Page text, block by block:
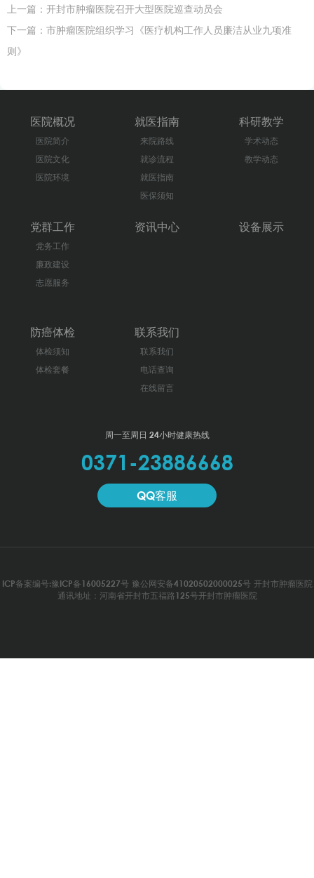
上一篇： 开封市肿瘤医院召开大型医院巡查动员会
下一篇： 市肿瘤医院组织学习《医疗机构工作人员廉洁从业九项准
则》
医院概况
医院简介
医院文化
医院环境
就医指南
来院路线
就诊流程
就医指南
医保须知
科研教学
学术动态
教学动态
党群工作
党务工作
廉政建设
志愿服务
资讯中心 设备展示
防癌体检
体检须知
体检套餐
联系我们
联系我们
电话查询
在线留言
周一至周日 24小时健康热线
0371-23886668
QQ客服
ICP备案编号:豫ICP备16005227号 豫公网安备41020502000025号 开封市肿瘤医院
通讯地址：河南省开封市五福路125号开封市肿瘤医院